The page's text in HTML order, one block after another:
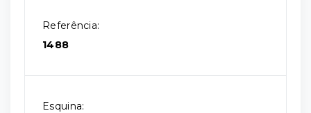
Referência:
1488
Esquina: